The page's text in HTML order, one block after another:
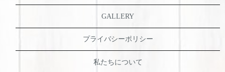
GALLERY
プライバシーポリシー
私たちについて